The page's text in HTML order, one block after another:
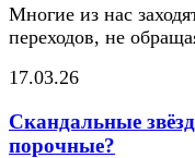
Многие из нас
переходов, не
17.03.26
Скандальные
порочные?